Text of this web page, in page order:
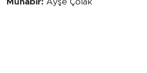
Muhabir: Ayşe Çolak